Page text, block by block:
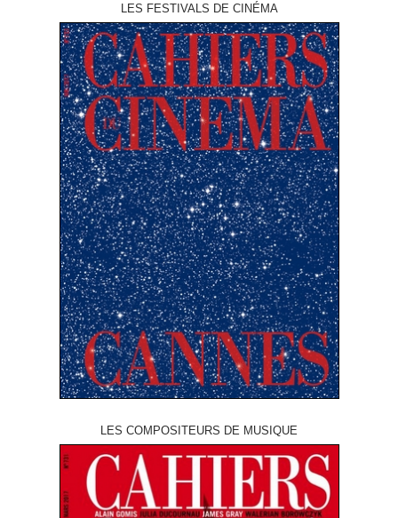
LES FESTIVALS DE CINÉMA
LES COMPOSITEURS DE MUSIQUE